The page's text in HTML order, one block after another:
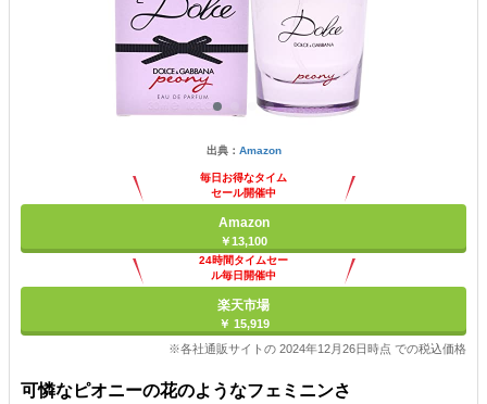
出典： Amazon
毎日お得なタイム
セール開催中
Amazon
￥13,100
24時間タイムセー
ル毎日開催中
楽天市場
￥ 15,919
※各社通販サイトの 2024年12月26日時点 での税込価格
可憐なピオニーの花のようなフェミニンさ